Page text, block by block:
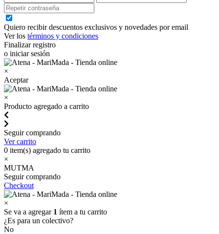
Quiero recibir descuentos exclusivos y novedades por email
Ver los términos y condiciones
Finalizar registro
o iniciar sesión
×
Aceptar
×
Producto agregado a carrito
Seguir comprando
Ver carrito
0 item(s) agregado tu carrito
×
MUTMA
Seguir comprando
Checkout
×
Se va a agregar 1 ítem a tu carrito
¿Es para un colectivo?
No